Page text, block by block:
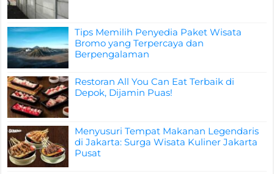
Tips Memilih Penyedia Paket Wisata
Bromo yang Terpercaya dan
Berpengalaman
Restoran All You Can Eat Terbaik di
Depok, Dijamin Puas!
Menyusuri Tempat Makanan Legendaris
di Jakarta: Surga Wisata Kuliner Jakarta
Pusat